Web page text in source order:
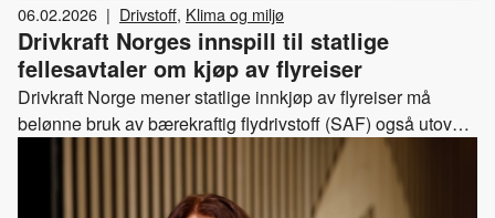
06.02.2026 | Drivstoff, Klima og miljø
Drivkraft Norges innspill til statlige
fellesavtaler om kjøp av flyreiser
Drivkraft Norge mener statlige innkjøp av flyreiser må
belønne bruk av bærekraftig flydrivstoff (SAF) også utover
omsetningskravet. Å utelate SAF som miljøkriterium
svekker klimaeffekten av anskaffelsene og bygger på
feilaktige begrunnelser om tidligere rapporteringspraksis.